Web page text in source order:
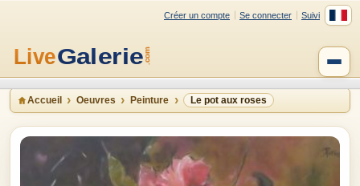
Créer un compte Se connecter Suivi
Accueil Oeuvres Peinture Le pot aux roses